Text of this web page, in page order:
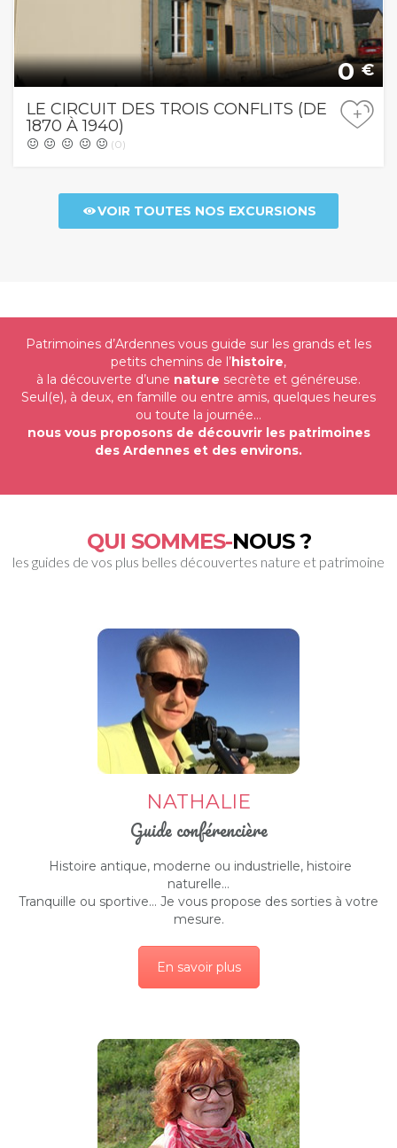
0€
LE CIRCUIT DES TROIS CONFLITS (DE
1870 À 1940)
(0)
+
VOIR TOUTES NOS EXCURSIONS
Patrimoines d’Ardennes vous guide sur les grands et les
petits chemins de l’histoire,
à la découverte d’une nature secrète et généreuse.
Seul(e), à deux, en famille ou entre amis, quelques heures
ou toute la journée…
nous vous proposons de découvrir les patrimoines
des Ardennes et des environs.
QUI SOMMES-NOUS ?
les guides de vos plus belles découvertes nature et patrimoine
NATHALIE
Guide conférencière
Histoire antique, moderne ou industrielle, histoire
naturelle…
Tranquille ou sportive… Je vous propose des sorties à votre
mesure.
En savoir plus